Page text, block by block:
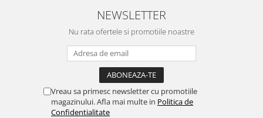
NEWSLETTER
Nu rata ofertele si promotiile noastre
Vreau sa primesc newsletter cu promotiile
magazinului. Afla mai multe in Politica de
Confidentialitate